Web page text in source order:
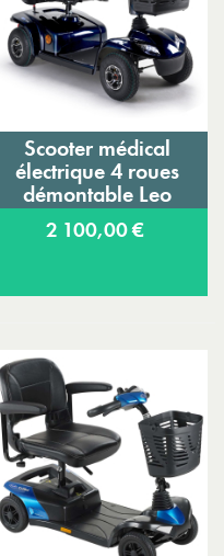
Scooter médical
électrique 4 roues
démontable Leo
Invacare
2 100,00 €